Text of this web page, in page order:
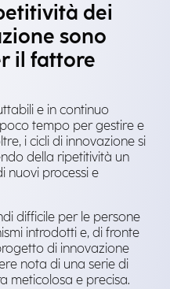
dei
sono
il fattore
e in continuo
tempo per gestire e
i cicli di innovazione si
della ripetitività un
nuovi processi e
difficile per le persone
introdotti e, di fronte
di innovazione
nota di una serie di
meticolosa e precisa.